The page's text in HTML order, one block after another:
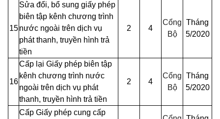
15
Sửa đổi, bổ sung giấy phép
biên tập kênh chương trình
nước ngoài trên dịch vụ
phát thanh, truyền hình trả
tiền
2 4
Cổng
Bộ
Tháng
5/2020
16
Cấp lại Giấy phép biên tập
kênh chương trình nước
ngoài trên dịch vụ phát
thanh, truyền hình trả tiền
2 4
Cổng
Bộ
Tháng
5/2020
Cấp Giấy phép cung cấp